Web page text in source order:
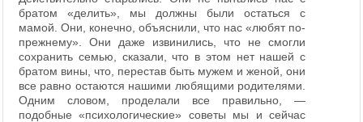
братом «делить», мы должны были остаться с
мамой. Они, конечно, объяснили, что нас «любят по-
прежнему». Они даже извинились, что не смогли
сохранить семью, сказали, что в этом нет нашей с
братом вины, что, перестав быть мужем и женой, они
все равно остаются нашими любящими родителями.
Одним словом, проделали все правильно, —
подобные «психологические» советы мы и сейчас